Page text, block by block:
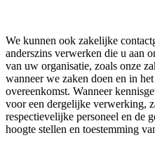
We kunnen ook zakelijke
anderszins verwerken die u aan
van uw organisatie, zoals onze
wanneer we zaken doen en in
overeenkomst. Wanneer
voor een dergelijke verwerking,
respectievelijke personeel en de
hoogte stellen en toestemming